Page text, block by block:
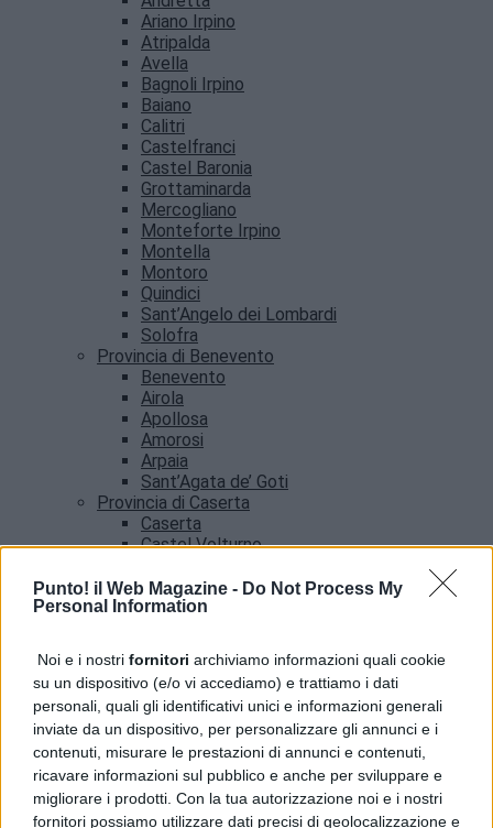
Punto! il Web Magazine - Do Not Process My
Personal Information
Noi e i nostri fornitori archiviamo informazioni quali cookie
su un dispositivo (e/o vi accediamo) e trattiamo i dati
personali, quali gli identificativi unici e informazioni generali
inviate da un dispositivo, per personalizzare gli annunci e i
contenuti, misurare le prestazioni di annunci e contenuti,
ricavare informazioni sul pubblico e anche per sviluppare e
migliorare i prodotti. Con la tua autorizzazione noi e i nostri
fornitori possiamo utilizzare dati precisi di geolocalizzazione e
Ariano Irpino
Atripalda
Avella
Bagnoli Irpino
Baiano
Calitri
Castelfranci
Castel Baronia
Grottaminarda
Mercogliano
Monteforte Irpino
Montella
Montoro
Quindici
Sant’Angelo dei Lombardi
Solofra
Provincia di Benevento
Benevento
Airola
Apollosa
Amorosi
Arpaia
Sant’Agata de’ Goti
Provincia di Caserta
Caserta
Castel Volturno
Provincia di Salerno
Salerno
Amalfi
Angri
Castellabate
News